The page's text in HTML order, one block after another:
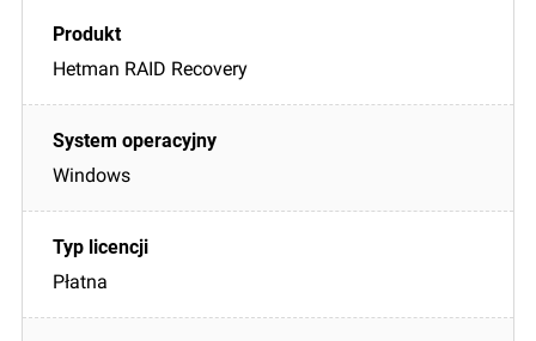
Hetman RAID Recovery
Windows
Płatna